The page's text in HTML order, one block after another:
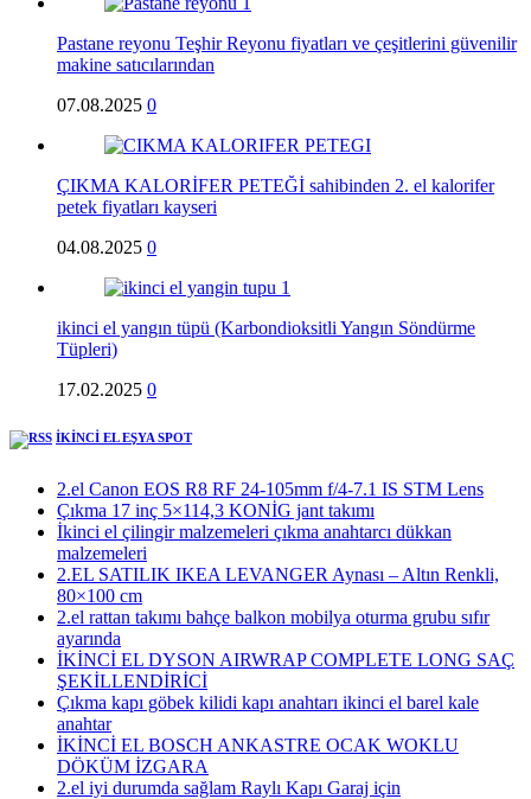
Pastane reyonu Teşhir Reyonu fiyatları ve çeşitlerini güvenilir
makine satıcılarından
07.08.2025 0
ÇIKMA KALORİFER PETEĞİ sahibinden 2. el kalorifer
petek fiyatları kayseri
04.08.2025 0
ikinci el yangın tüpü (Karbondioksitli Yangın Söndürme
Tüpleri)
17.02.2025 0
İKİNCİ EL EŞYA SPOT
2.el Canon EOS R8 RF 24-105mm f/4-7.1 IS STM Lens
Çıkma 17 inç 5×114,3 KONİG jant takımı
İkinci el çilingir malzemeleri çıkma anahtarcı dükkan
malzemeleri
2.EL SATILIK IKEA LEVANGER Aynası – Altın Renkli,
80×100 cm
2.el rattan takımı bahçe balkon mobilya oturma grubu sıfır
ayarında
İKİNCİ EL DYSON AIRWRAP COMPLETE LONG SAÇ
ŞEKİLLENDİRİCİ
Çıkma kapı göbek kilidi kapı anahtarı ikinci el barel kale
anahtar
İKİNCİ EL BOSCH ANKASTRE OCAK WOKLU
DÖKÜM İZGARA
2.el iyi durumda sağlam Raylı Kapı Garaj için